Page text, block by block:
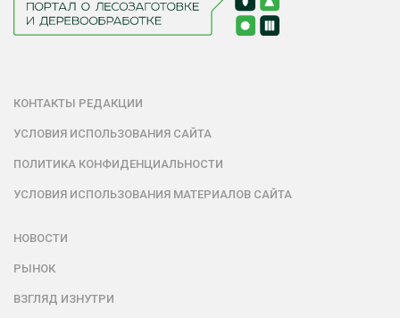
КОНТАКТЫ РЕДАКЦИИ
УСЛОВИЯ ИСПОЛЬЗОВАНИЯ САЙТА
ПОЛИТИКА КОНФИДЕНЦИАЛЬНОСТИ
УСЛОВИЯ ИСПОЛЬЗОВАНИЯ МАТЕРИАЛОВ САЙТА
НОВОСТИ
РЫНОК
ВЗГЛЯД ИЗНУТРИ